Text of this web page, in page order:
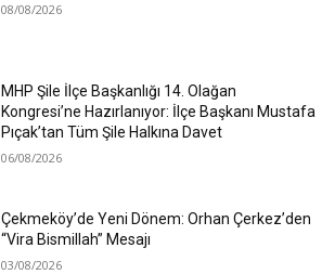
08/08/2026
MHP Şile İlçe Başkanlığı 14. Olağan
Kongresi’ne Hazırlanıyor: İlçe Başkanı Mustafa
Pıçak’tan Tüm Şile Halkına Davet
06/08/2026
Çekmeköy’de Yeni Dönem: Orhan Çerkez’den
“Vira Bismillah” Mesajı
03/08/2026